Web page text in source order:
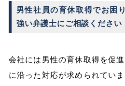
男性社員の育休取得でお困
強い弁護士にご相談ください
会社には男性の育休取得を促
に沿った対応が求められてい